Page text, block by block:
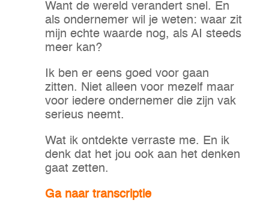
Want de wereld verandert snel. En
als ondernemer wil je weten: waar zit
mijn echte waarde nog, als AI steeds
meer kan?
Ik ben er eens goed voor gaan
zitten. Niet alleen voor mezelf maar
voor iedere ondernemer die zijn vak
serieus neemt.
Wat ik ontdekte verraste me. En ik
denk dat het jou ook aan het denken
gaat zetten.
Ga naar transcriptie